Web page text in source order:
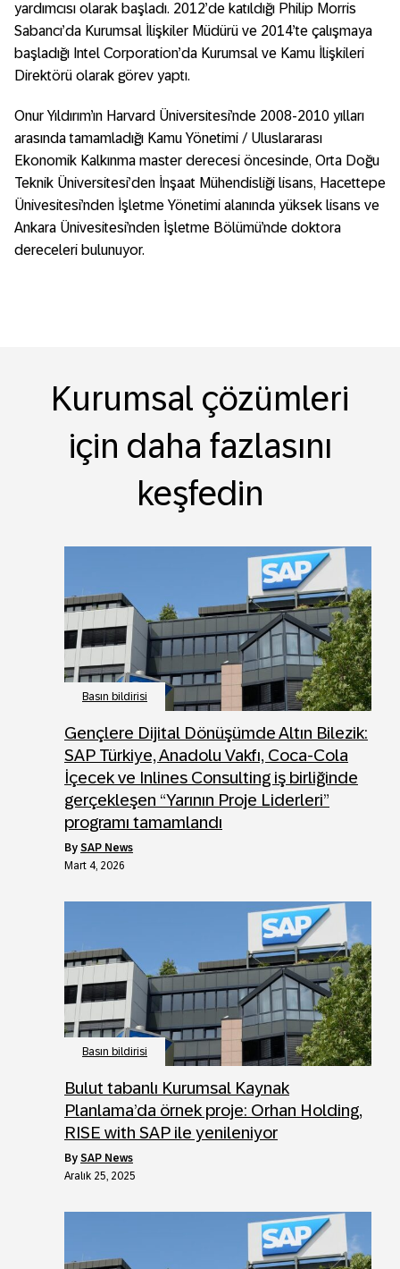
yardımcısı olarak başladı. 2012’de katıldığı Philip Morris
Sabancı’da Kurumsal İlişkiler Müdürü ve 2014’te çalışmaya
başladığı Intel Corporation’da Kurumsal ve Kamu İlişkileri
Direktörü olarak görev yaptı.
Onur Yıldırım’ın Harvard Üniversitesi’nde 2008-2010 yılları
arasında tamamladığı Kamu Yönetimi / Uluslararası
Ekonomik Kalkınma master derecesi öncesinde, Orta Doğu
Teknik Üniversitesi’den İnşaat Mühendisliği lisans, Hacettepe
Ünivesitesi’nden İşletme Yönetimi alanında yüksek lisans ve
Ankara Ünivesitesi’nden İşletme Bölümü’nde doktora
dereceleri bulunuyor.
Kurumsal çözümleri
için daha fazlasını
keşfedin
Basın bildirisi
Gençlere Dijital Dönüşümde Altın Bilezik:
SAP Türkiye, Anadolu Vakfı, Coca-Cola
İçecek ve Inlines Consulting iş birliğinde
gerçekleşen “Yarının Proje Liderleri”
programı tamamlandı
by SAP News
Mart 4, 2026
Basın bildirisi
Bulut tabanlı Kurumsal Kaynak
Planlama’da örnek proje: Orhan Holding,
RISE with SAP ile yenileniyor
by SAP News
Aralık 25, 2025